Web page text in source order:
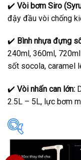
✔️ Vòi bơm Siro
đậy đầu vòi chống
✔️ Bình nhựa đựng
240ml, 360ml,
sốt socola, caramel
✔️ Vòi nhấn can lớn:
2.5L – 5L, lực bơm
In stock